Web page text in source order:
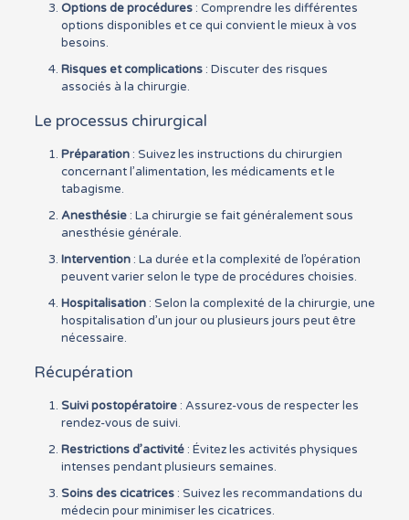
Options de procédures: Comprendre les différentes
options disponibles et ce qui convient le mieux à vos
besoins.
Risques et complications: Discuter des risques
associés à la chirurgie.
Le processus chirurgical
Préparation: Suivez les instructions du chirurgien
concernant l’alimentation, les médicaments et le
tabagisme.
Anesthésie: La chirurgie se fait généralement sous
anesthésie générale.
Intervention: La durée et la complexité de l’opération
peuvent varier selon le type de procédures choisies.
Hospitalisation: Selon la complexité de la chirurgie, une
hospitalisation d’un jour ou plusieurs jours peut être
nécessaire.
Récupération
Suivi postopératoire: Assurez-vous de respecter les
rendez-vous de suivi.
Restrictions d’activité: Évitez les activités physiques
intenses pendant plusieurs semaines.
Soins des cicatrices: Suivez les recommandations du
médecin pour minimiser les cicatrices.